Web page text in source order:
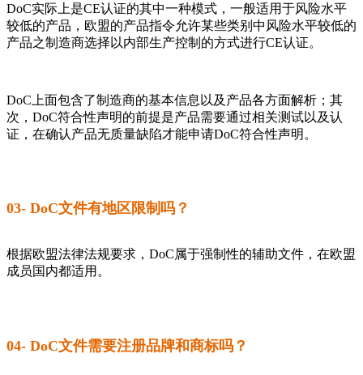
DoC实际上是CE认证的其中一种模式，一般适用于风险水平
较低的产品，欧盟的产品指令允许某些类别中风险水平较低的
产品之制造商选择以内部生产控制的方式进行CE认证。
DoC上面包含了制造商的基本信息以及产品各方面解析；其
次，DoC符合性声明的前提是产品需要通过相关测试以及认
证，在确认产品无质量缺陷才能申请DoC符合性声明。
03- DoC文件有地区限制吗？
根据欧盟法律法规要求，DoC属于强制性的辅助文件，在欧盟
成员国内都适用。
04- DoC文件需要注册品牌和商标吗？